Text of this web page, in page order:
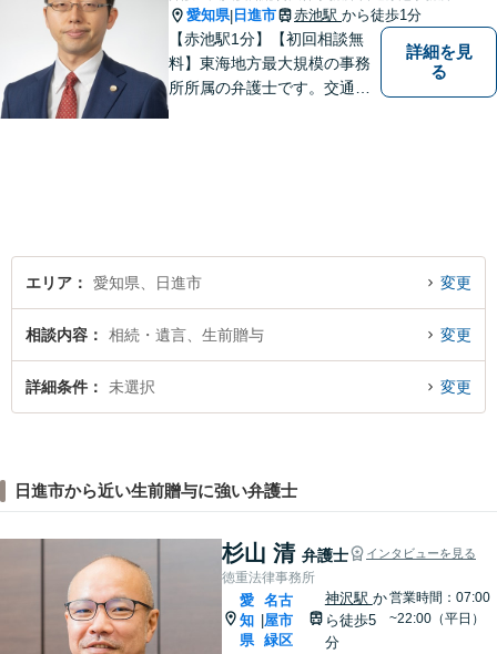
愛知県| 日進市 赤池駅 から徒歩1分
【赤池駅1分】【初回相談無
料】東海地方最大規模の事務
所所属の弁護士です。交通事
詳細を見
る
エリア 愛知県、日進市 変更
相談内容 相続・遺言、生前贈与 変更
詳細条件 未選択 変更
日進市から近い生前贈与に強い弁護士
杉山 清 弁護士 インタビューを見る
徳重法律事務所
愛
知
県
名古
屋市
緑区
神沢駅 か
ら徒歩5
分
営業時間：07:00
~22:00（平日）